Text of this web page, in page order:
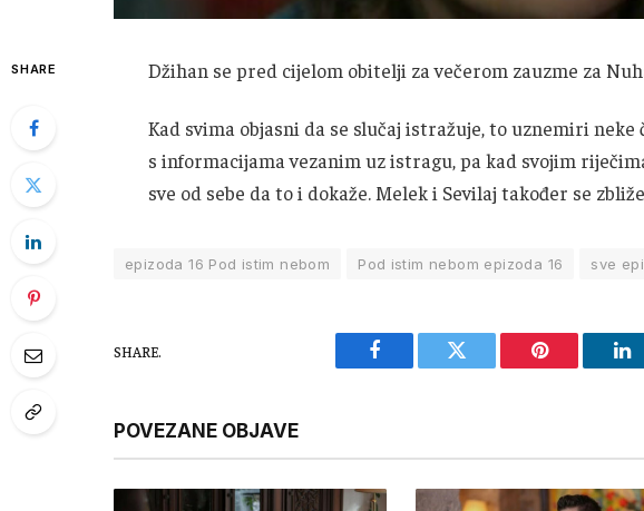
SHARE Džihan se pred cijelom obitelji za večerom zauzme za
Kad svima objasni da se slučaj istražuje, to uznemiri
s informacijama vezanim uz istragu, pa kad svojim
sve od sebe da to i dokaže. Melek i Sevilaj također se
epizoda 16 Pod istim nebom Pod istim nebom epizoda 16 sve
SHARE.
Facebook Twitter Pinterest
POVEZANE OBJAVE